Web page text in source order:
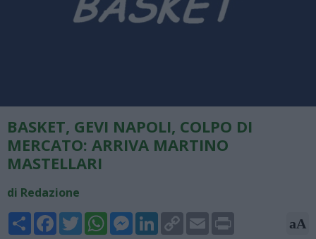
BASKET, GEVI NAPOLI, COLPO DI
MERCATO: ARRIVA MARTINO
MASTELLARI
di Redazione
Share FacebookTwitterWhatsAppMessengerLinkedInCopy
Link
Email aA